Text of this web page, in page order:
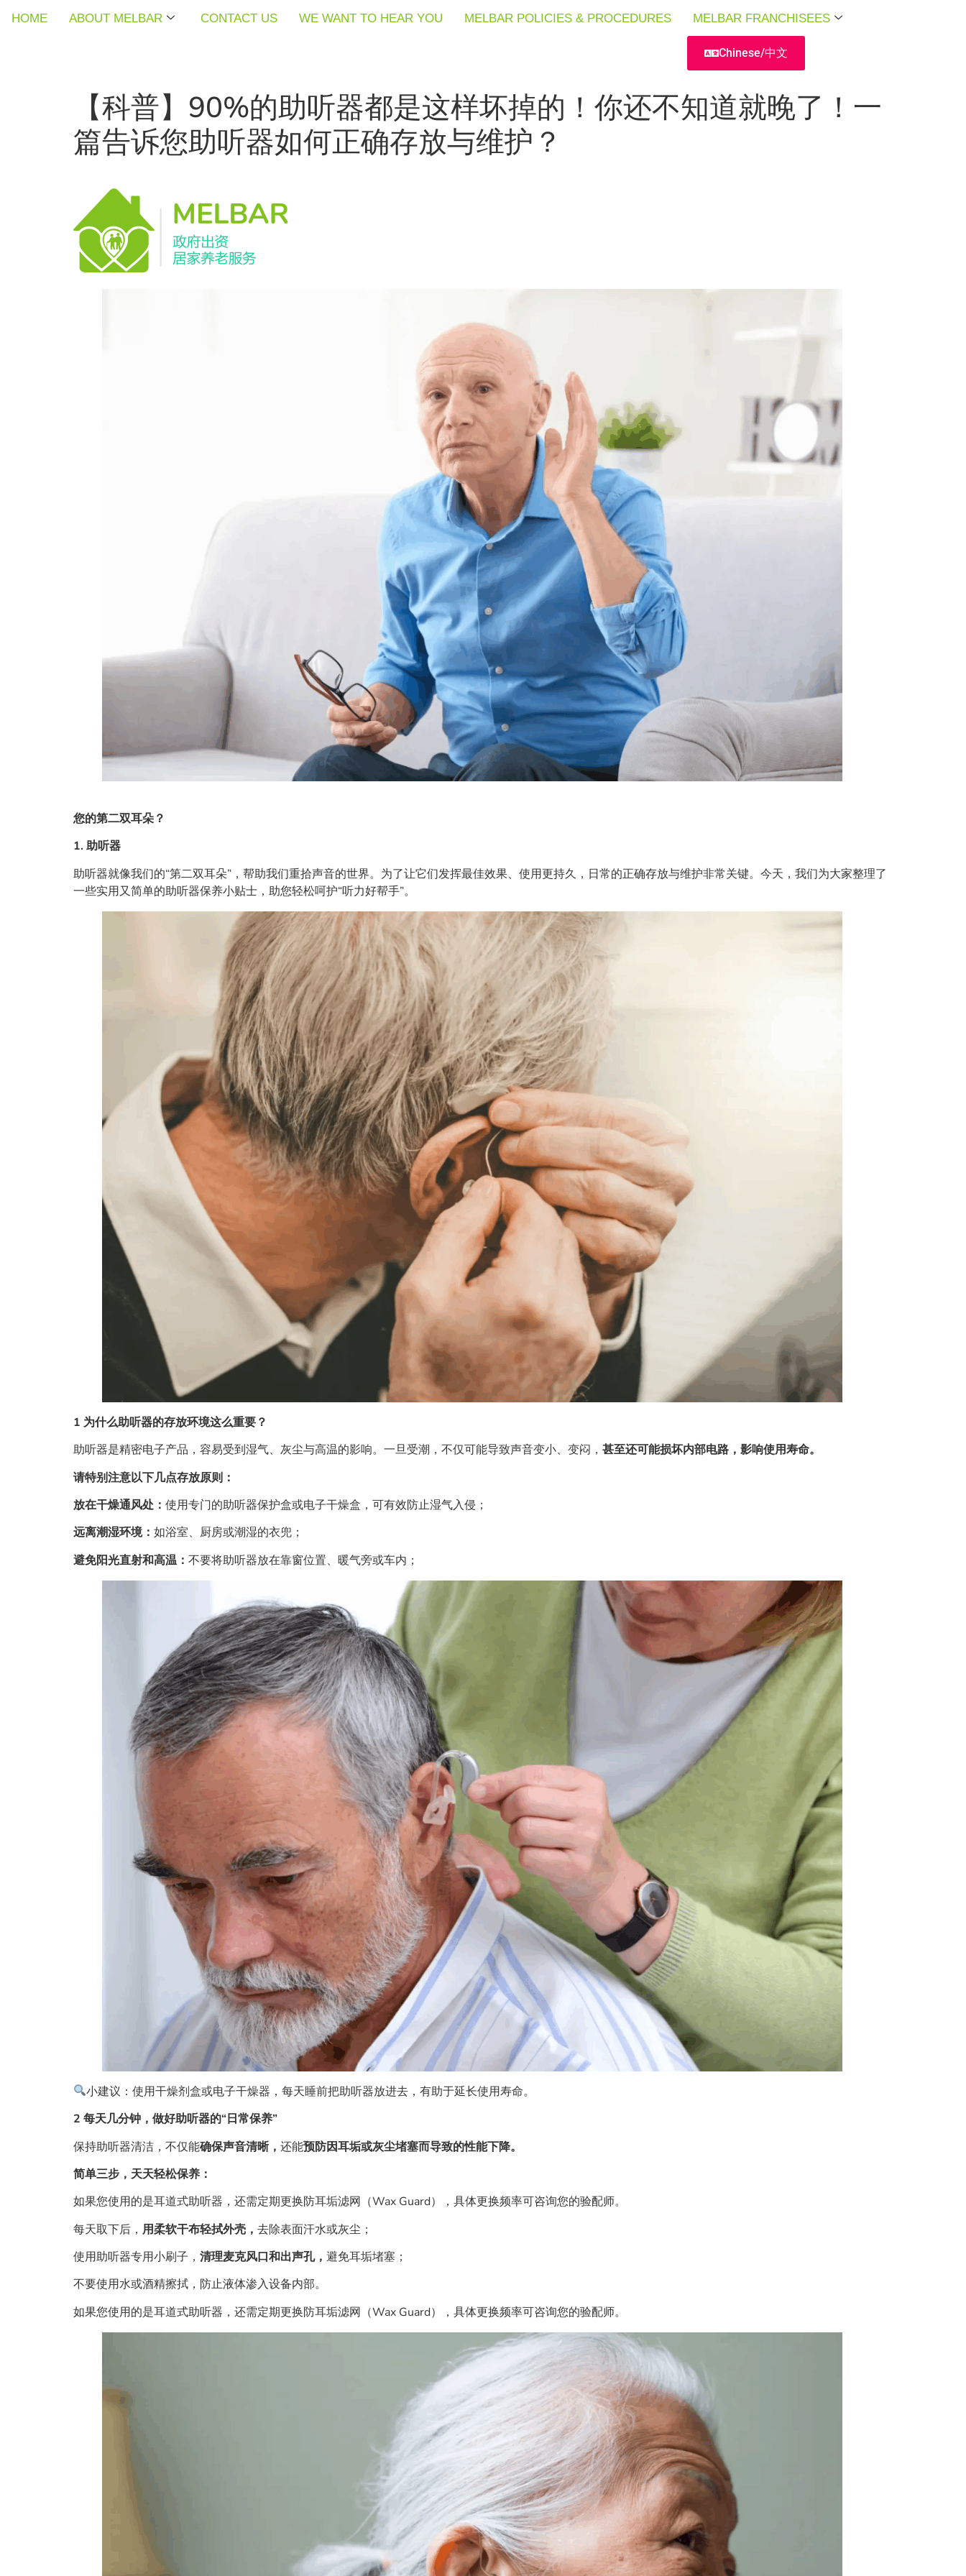
Chinese/中文
HOME ABOUT MELBAR CONTACT US WE WANT TO HEAR YOU MELBAR POLICIES & PROCEDURES MELBAR FRANCHISEES
HOME ABOUT MELBAR CONTACT US WE WANT TO HEAR YOU MELBAR POLICIES & PROCEDURES MELBAR FRANCHISEES
HOME ABOUT MELBAR CONTACT US WE WANT TO HEAR YOU MELBAR POLICIES & PROCEDURES MELBAR FRANCHISEES
【科普】90%的助听器都是这样坏掉的！你还不知道就晚了！一
篇告诉您助听器如何正确存放与维护？
您的第二双耳朵？
1. 助听器
助听器就像我们的“第二双耳朵”，帮助我们重拾声音的世界。为了让它们发挥最佳效果、使用更持久，日常的正确存放与维护非常关键。今天，我们为大家整理了
一些实用又简单的助听器保养小贴士，助您轻松呵护“听力好帮手”。
1 为什么助听器的存放环境这么重要？
助听器是精密电子产品，容易受到湿气、灰尘与高温的影响。一旦受潮，不仅可能导致声音变小、变闷， 甚至还可能损坏内部电路，影响使用寿命。
请特别注意以下几点存放原则：
放在干燥通风处： 使用专门的助听器保护盒或电子干燥盒，可有效防止湿气入侵；
远离潮湿环境： 如浴室、厨房或潮湿的衣兜；
避免阳光直射和高温： 不要将助听器放在靠窗位置、暖气旁或车内；
小建议：使用干燥剂盒或电子干燥器，每天睡前把助听器放进去，有助于延长使用寿命。
2 每天几分钟，做好助听器的“日常保养”
保持助听器清洁，不仅能确保声音清晰， 还能预防因耳垢或灰尘堵塞而导致的性能下降。
简单三步，天天轻松保养：
如果您使用的是耳道式助听器，还需定期更换防耳垢滤网（Wax Guard），具体更换频率可咨询您的验配师。
每天取下后， 用柔软干布轻拭外壳， 去除表面汗水或灰尘；
使用助听器专用小刷子， 清理麦克风口和出声孔， 避免耳垢堵塞；
不要使用水或酒精擦拭，防止液体渗入设备内部。
如果您使用的是耳道式助听器，还需定期更换防耳垢滤网（Wax Guard），具体更换频率可咨询您的验配师。